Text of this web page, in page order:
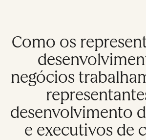
Como os
negócios
desenvolvimento
e executivos de